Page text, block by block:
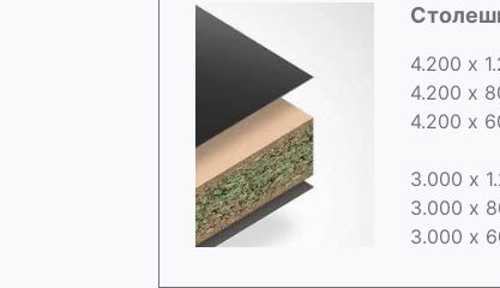
4.200 х
4.200 х
4.200 х
3.000 х
3.000 х
3.000 х